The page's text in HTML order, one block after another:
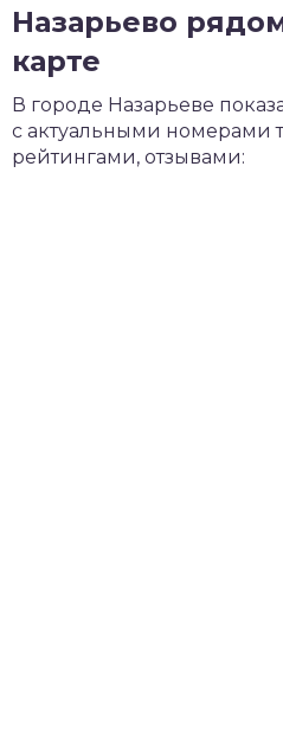
Назарьево
карте
В городе Назарьеве
с актуальными номерами
рейтингами, отзывами: